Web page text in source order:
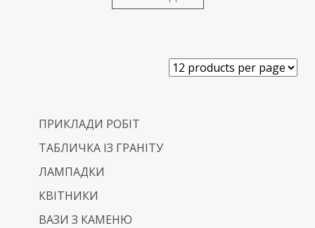
ПРИКЛАДИ РОБІТ
ТАБЛИЧКА ІЗ ГРАНІТУ
ЛАМПАДКИ
КВІТНИКИ
ВАЗИ З КАМЕНЮ